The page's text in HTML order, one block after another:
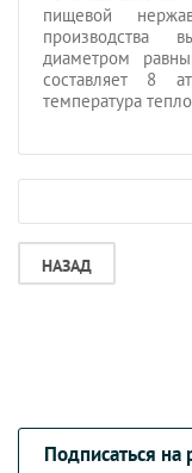
пищевой
производства
диаметром
составляет 8
температура
НАЗАД
Подписаться